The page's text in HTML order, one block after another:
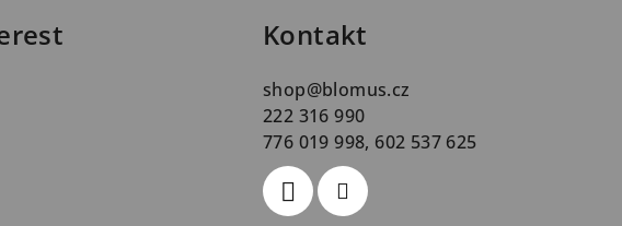
Kontakt
shop@blomus.cz
222 316 990
776 019 998, 602 537 625